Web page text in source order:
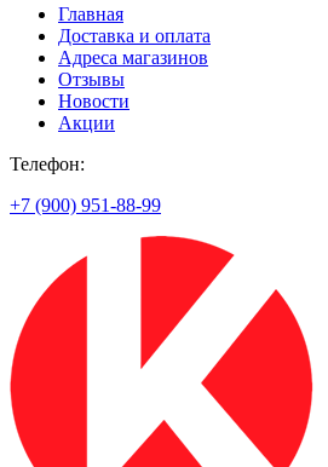
Главная
Доставка и оплата
Адреса магазинов
Отзывы
Новости
Акции
Телефон:
+7 (900) 951-88-99